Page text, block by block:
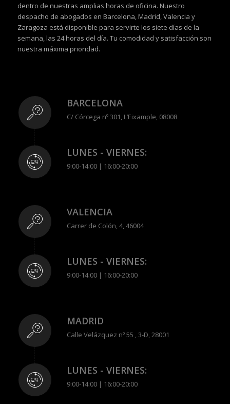
dentro de nuestras amplias horas de oficina. Nuestro
despacho de abogados en Barcelona, Madrid, Valencia y
Zaragoza está disponible para servirte los siete días de la
semana, las 24 horas del día. Tu comodidad y satisfacción son
nuestra máxima prioridad.
BARCELONA
C/ Córcega nº 301, L’Eixample, 08008
LUNES - VIERNES:
9:00-14:00 | 16:00-20:00
VALENCIA
Carrer de Colón, 4, 46004
LUNES - VIERNES:
9:00-14:00 | 16:00-20:00
MADRID
Calle Velázquez nº 55 , 3-D, 28001
LUNES - VIERNES:
9:00-14:00 | 16:00-20:00